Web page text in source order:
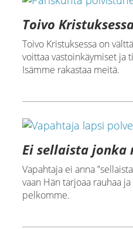
Toivo
Toivo Kristuksessa on
voittaa vastoinkäymiset ja
Isämme rakastaa meitä.
Ei sellaista jonka
Vapahtaja ei anna
vaan Hän tarjoaa rauhaa
pelkomme.